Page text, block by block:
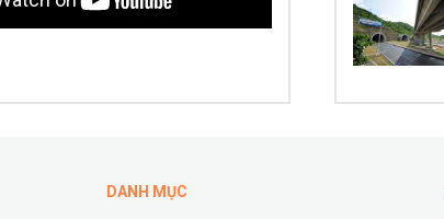
DANH MỤC